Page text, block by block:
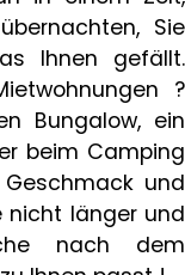
Sie
Ihnen gefällt.
?
Bungalow, ein
beim Camping
und
nicht länger und
nach dem